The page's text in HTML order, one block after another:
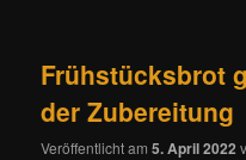
Frühstücksbrot
der Zubereitung
Veröffentlicht am5. April 2022